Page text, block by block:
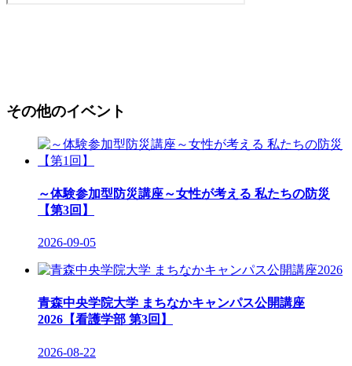
その他のイベント
～体験参加型防災講座～女性が考える 私たちの防災
【第3回】
2026-09-05
青森中央学院大学 まちなかキャンパス公開講座
2026【看護学部 第3回】
2026-08-22